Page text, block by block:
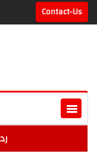
Contact-Us